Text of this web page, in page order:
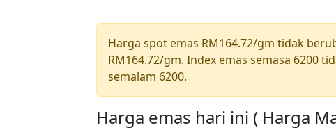
Harga spot emas RM164.72/gm tidak
RM164.72/gm. Index emas semasa 6200
semalam 6200.
Harga emas hari ini ( Harga